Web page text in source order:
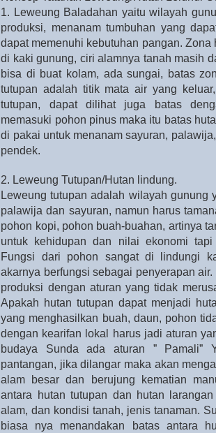
1. Leweung Baladahan yaitu wilayah
produksi, menanam tumbuhan yang
dapat memenuhi kebutuhan pangan.
di kaki gunung, ciri alamnya tanah masih
bisa di buat kolam, ada sungai, batas
tutupan adalah titik mata air yang
tutupan, dapat dilihat juga batas
memasuki pohon pinus maka itu batas
di pakai untuk menanam sayuran,
pendek.
2. Leweung Tutupan/Hutan lindung.
Leweung tutupan adalah wilayah gunung
palawija dan sayuran, namun harus
pohon kopi, pohon buah-buahan, artinya
untuk kehidupan dan nilai ekonomi
Fungsi dari pohon sangat di lindungi
akarnya berfungsi sebagai penyerapan
produksi dengan aturan yang tidak
Apakah hutan tutupan dapat menjadi
yang menghasilkan buah, daun, pohon
dengan kearifan lokal harus jadi aturan
budaya Sunda ada aturan ” Pamali”
pantangan, jika dilangar maka akan
alam besar dan berujung kematian
antara hutan tutupan dan hutan
alam, dan kondisi tanah, jenis tanaman.
biasa nya menandakan batas antara